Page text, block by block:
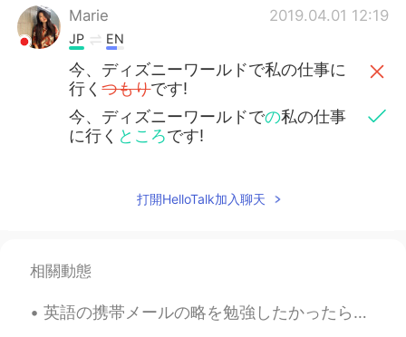
Marie 2019.04.01 12:19
JP EN
今、ディズニーワールドで私の仕事に
行くつもりです!
今、ディズニーワールドでの私の仕事
に行く ところです!
打開HelloTalk加入聊天
相關動態
英語の携帯メールの略を勉強したかったらこの投稿を参考にしてください。 英語の40つの使いやすい略です。 1. LOL → Laugh out loud 意味→笑笑笑、www 2. OMG → ...